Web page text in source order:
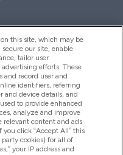
this site, which may be
our site, enable
tailor user
efforts. These
and record user and
identifiers, referring
and device details, and
to provide enhanced
analyze and improve
relevant content and ads
you click “Accept All” this
cookies) for all of
your IP address and